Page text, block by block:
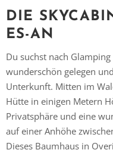
DIE
ES-AN
Du suchst nach
wunderschön gelegen
Unterkunft. Mitten im
Hütte in einigen Metern
Privatsphäre und eine
auf einer Anhöhe
Dieses Baumhaus in